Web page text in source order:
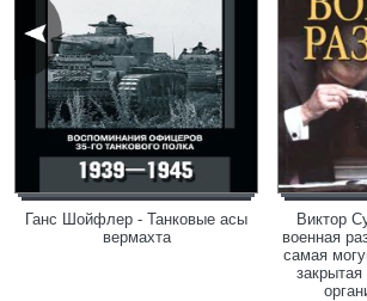
Ганс Шойфлер - Танковые асы
вермахта
Виктор
военная
самая